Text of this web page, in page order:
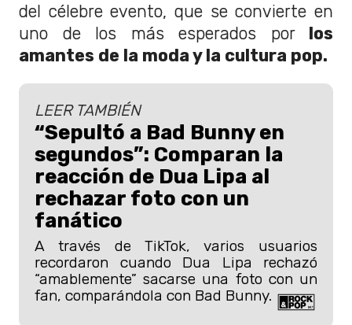
del célebre evento, que se convierte en
uno de los más esperados porlos
amantes de la moda y la cultura pop.
LEER TAMBIÉN
“Sepultó a Bad Bunny en
segundos”: Comparan la
reacción de Dua Lipa al
rechazar foto con un
fanático
A través de TikTok, varios usuarios
recordaron cuando Dua Lipa rechazó
“amablemente” sacarse una foto con un
fan, comparándola con Bad Bunny.